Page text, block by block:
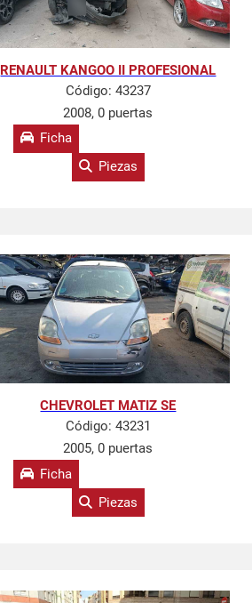
RENAULT KANGOO II PROFESIONAL
Código: 43237
2008, 0 puertas
Ficha
Piezas
CHEVROLET MATIZ SE
Código: 43231
2005, 0 puertas
Ficha
Piezas